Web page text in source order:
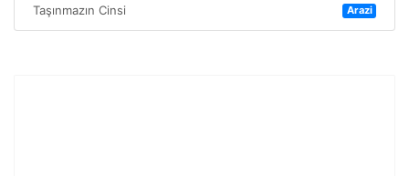
Taşınmazın Cinsi Arazi